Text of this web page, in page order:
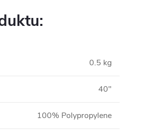
0.5 kg
40"
100% Polypropylene